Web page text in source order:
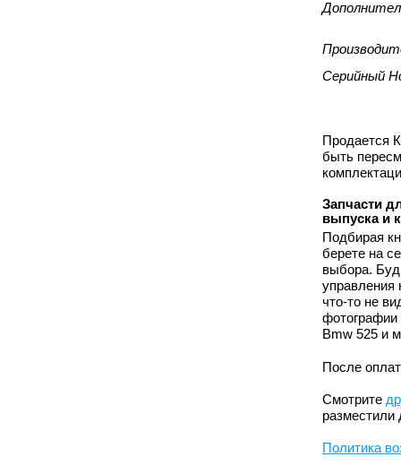
Серийный
Продается
быть
Запчасти
выпуска и
Подбирая
берете на
выбора.
управления
что-то не
фотографии
Bmw 525 и
После
Смотрите
Политика